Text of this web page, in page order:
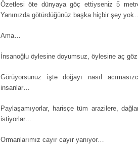
Özetlesi öte dünyaya göç ettiyseniz 5
Yanınızda götürdüğünüz başka hiçbir şey
Ama…
İnsanoğlu öylesine doyumsuz, öylesine aç
Görüyorsunuz işte doğayı nasıl
insanlar…
Paylaşamıyorlar, harisçe tüm arazilere,
istiyorlar…
Ormanlarımız cayır cayır yanıyor…